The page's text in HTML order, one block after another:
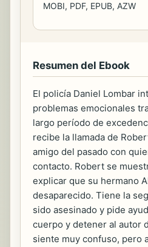
MOBI, PDF, EPUB, AZW
Resumen del Ebook
El policía Daniel Lombar
problemas emocionales
largo período de
recibe la llamada de
amigo del pasado con
contacto. Robert se
explicar que su hermano
desaparecido. Tiene la
sido asesinado y pide
cuerpo y detener al autor
siente muy confuso, pero